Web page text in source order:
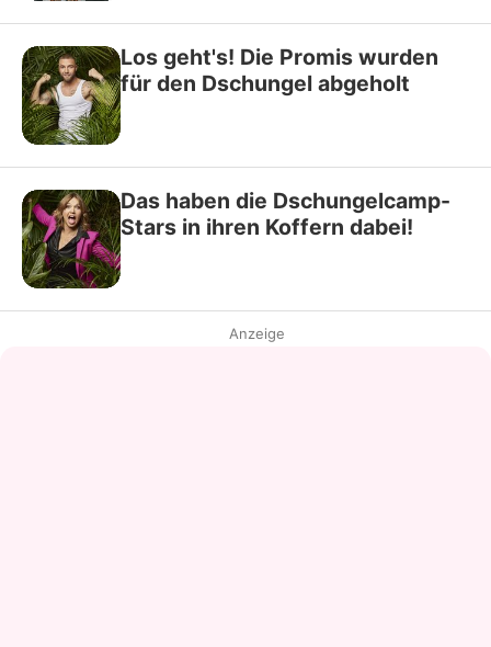
Los geht's! Die Promis wurden
für den Dschungel abgeholt
Das haben die Dschungelcamp-
Stars in ihren Koffern dabei!
Anzeige